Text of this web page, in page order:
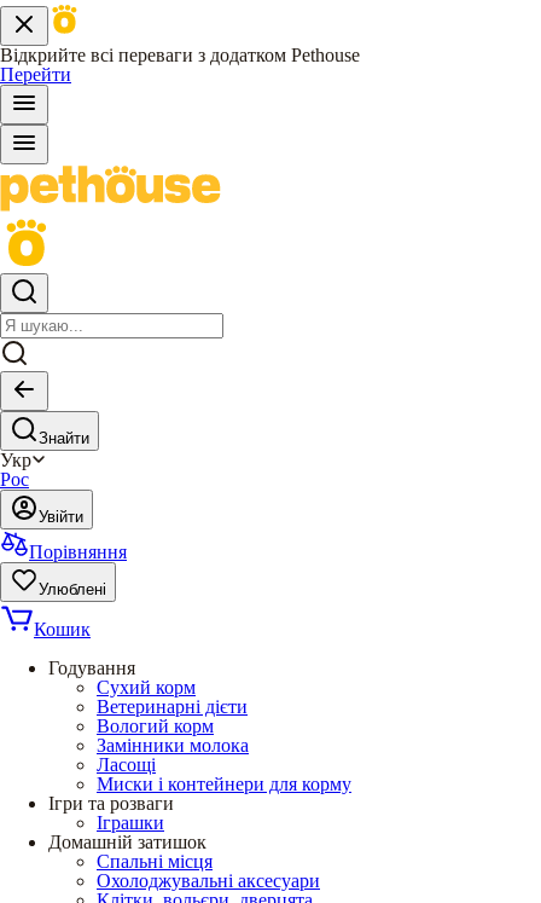
Відкрийте всі переваги з додатком Pethouse
Перейти
Знайти
Укр
Рос
Увійти
Порівняння
Улюблені
Кошик
Годування
Сухий корм
Ветеринарні дієти
Вологий корм
Замінники молока
Ласощі
Миски і контейнери для корму
Ігри та розваги
Іграшки
Домашній затишок
Спальні місця
Охолоджувальні аксесуари